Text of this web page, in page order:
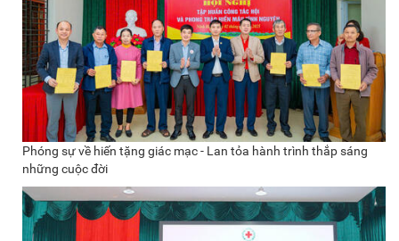
Phóng sự về hiến tặng giác mạc - Lan tỏa hành trình thắp sáng
những cuộc đời